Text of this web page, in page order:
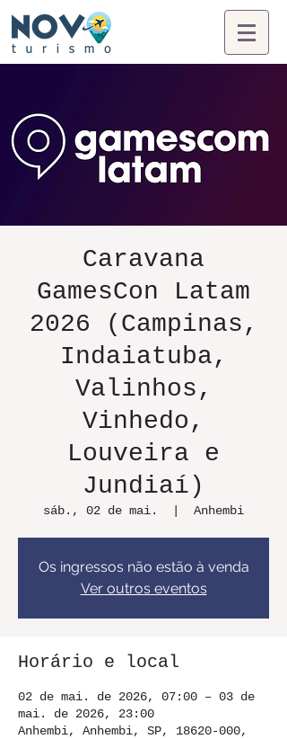
Caravana
GamesCon Latam
2026 (Campinas,
Indaiatuba,
Valinhos,
Vinhedo,
Louveira e
Jundiaí)
sáb., 02 de mai. Anhembi
Os ingressos não estão à venda
Ver outros eventos
Horário e local
02 de mai. de 2026, 07:00 – 03 de
mai. de 2026, 23:00
Anhembi, Anhembi, SP, 18620-000,